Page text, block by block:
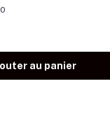
0
au panier